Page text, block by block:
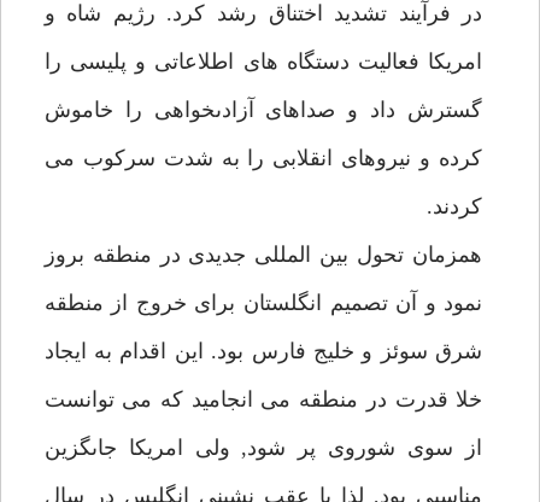
در فرآيند تشديد اختناق رشد كرد. رژيم شاه و
امريكا فعاليت دستگاه هاى اطلاعاتى و پليسى را
گسترش داد و صداهاى آزادىخواهى را خاموش
كرده و نيروهاى انقلابى را به شدت سركوب مى
كردند.
همزمان تحول بين المللى جديدى در منطقه بروز
نمود و آن تصميم انگلستان براى خروج از منطقه
شرق سوئز و خليج فارس بود. اين اقدام به ايجاد
خلا قدرت در منطقه مى انجاميد كه مى توانست
از سوى شوروى پر شود, ولى امريكا جاىگزين
مناسبى بود, لذا با عقب نشينى انگليس در سال